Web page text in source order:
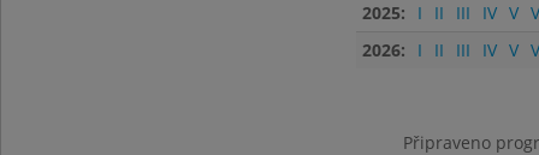
2025:
I II III IV V
2026:
I II III IV V
Připraveno